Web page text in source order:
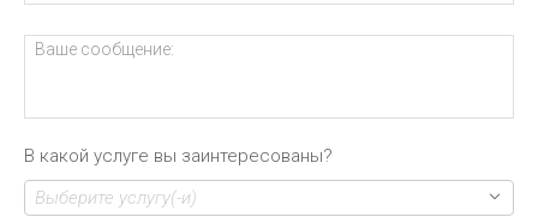
В какой услуге вы заинтересованы?
Выберите услугу(-и)